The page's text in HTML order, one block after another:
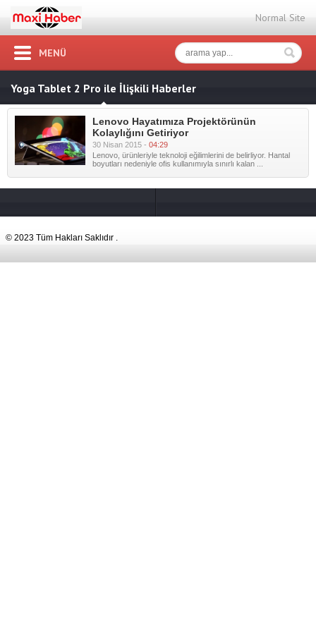
Normal Site
MENÜ
Yoga Tablet 2 Pro ile İlişkili Haberler
Lenovo Hayatımıza Projektörünün
Kolaylığını Getiriyor
30 Nisan 2015 - 04:29
Lenovo, ürünleriyle teknoloji eğilimlerini de belirliyor. Hantal
boyutları nedeniyle ofis kullanımıyla sınırlı kalan ...
© 2023 Tüm Hakları Saklıdır .